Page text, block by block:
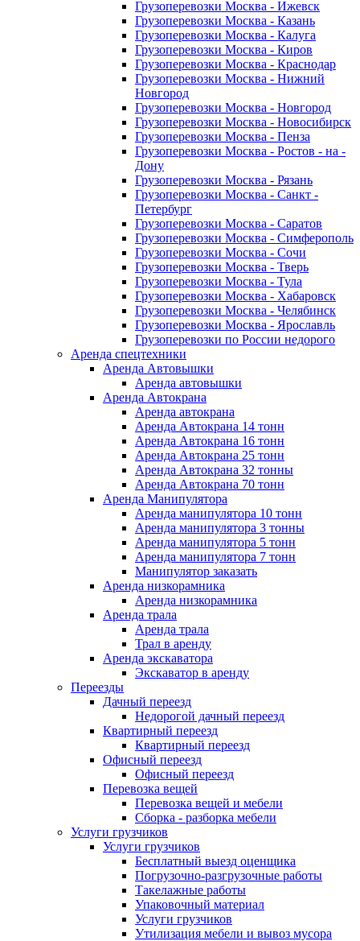
Грузоперевозки Москва - Ижевск
Грузоперевозки Москва - Казань
Грузоперевозки Москва - Калуга
Грузоперевозки Москва - Киров
Грузоперевозки Москва - Краснодар
Грузоперевозки Москва - Нижний
Новгород
Грузоперевозки Москва - Новгород
Грузоперевозки Москва - Новосибирск
Грузоперевозки Москва - Пенза
Грузоперевозки Москва - Ростов - на -
Дону
Грузоперевозки Москва - Рязань
Грузоперевозки Москва - Санкт -
Петербург
Грузоперевозки Москва - Саратов
Грузоперевозки Москва - Симферополь
Грузоперевозки Москва - Сочи
Грузоперевозки Москва - Тверь
Грузоперевозки Москва - Тула
Грузоперевозки Москва - Хабаровск
Грузоперевозки Москва - Челябинск
Грузоперевозки Москва - Ярославль
Грузоперевозки по России недорого
Аренда спецтехники
Аренда Автовышки
Аренда автовышки
Аренда Автокрана
Аренда автокрана
Аренда Автокрана 14 тонн
Аренда Автокрана 16 тонн
Аренда Автокрана 25 тонн
Аренда Автокрана 32 тонны
Аренда Автокрана 70 тонн
Аренда Манипулятора
Аренда манипулятора 10 тонн
Аренда манипулятора 3 тонны
Аренда манипулятора 5 тонн
Аренда манипулятора 7 тонн
Манипулятор заказать
Аренда низкорамника
Аренда низкорамника
Аренда трала
Аренда трала
Трал в аренду
Аренда экскаватора
Экскаватор в аренду
Переезды
Дачный переезд
Недорогой дачный переезд
Квартирный переезд
Квартирный переезд
Офисный переезд
Офисный переезд
Перевозка вещей
Перевозка вещей и мебели
Сборка - разборка мебели
Услуги грузчиков
Услуги грузчиков
Бесплатный выезд оценщика
Погрузочно-разгрузочные работы
Такелажные работы
Упаковочный материал
Услуги грузчиков
Утилизация мебели и вывоз мусора